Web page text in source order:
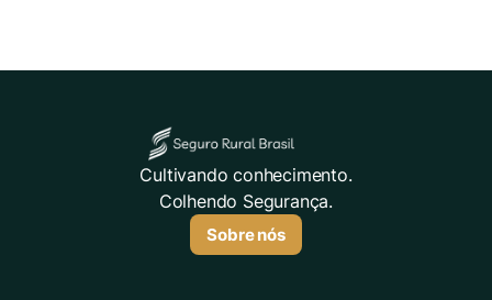
Cultivando conhecimento.
Colhendo Segurança.
Sobre nós